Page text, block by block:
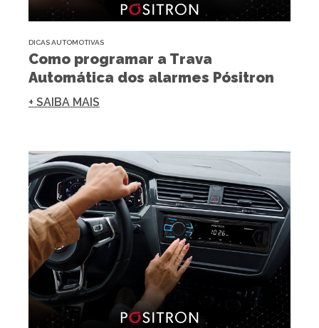
DICAS AUTOMOTIVAS
Como programar a Trava
Automática dos alarmes Pósitron
+ SAIBA MAIS